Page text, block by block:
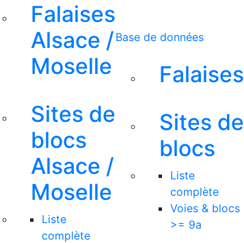
Falaises
Alsace /
Moselle
Sites de
blocs
Alsace /
Moselle
Liste
complète
Base de données
Falaises
Sites de
blocs
Liste
complète
Voies & blocs
>= 9a